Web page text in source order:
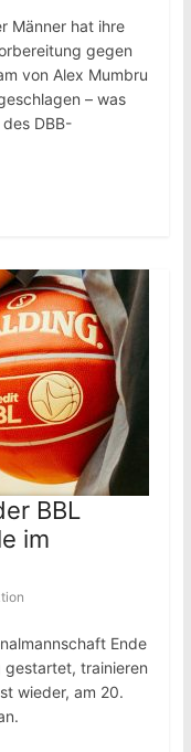
Männer hat ihre
gegen
von Alex Mumbru
– was
DBB-
BBL
im
Ende
gestartet, trainieren
wieder, am 20.